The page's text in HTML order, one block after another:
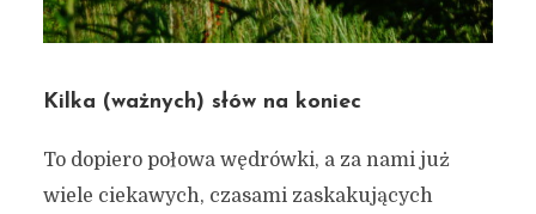
Kilka (ważnych) słów na koniec
To dopiero połowa wędrówki, a za nami już
wiele ciekawych, czasami zaskakujących